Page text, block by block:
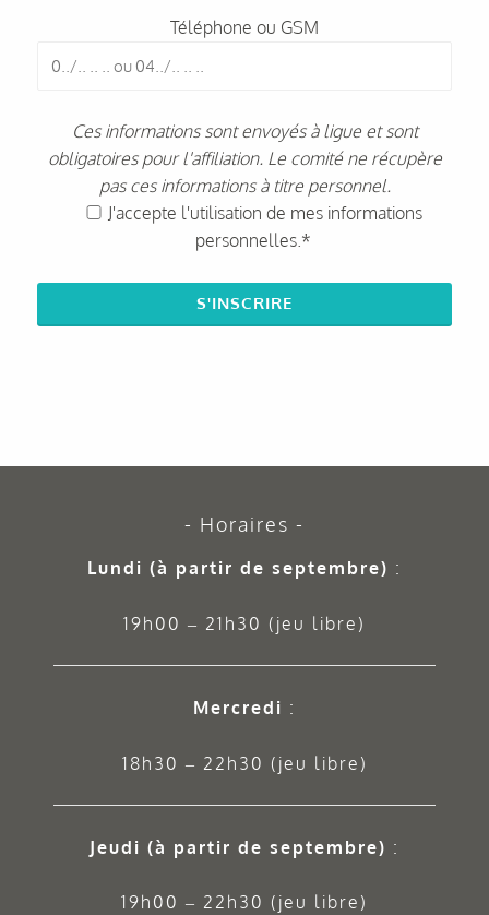
Téléphone ou GSM
Ces informations sont envoyés à ligue et sont
obligatoires pour l'affiliation. Le comité ne récupère
pas ces informations à titre personnel.
J'accepte l'utilisation de mes informations
personnelles.*
Horaires
Lundi (à partir de septembre) :
19h00 – 21h30 (jeu libre)
Mercredi :
18h30 – 22h30 (jeu libre)
Jeudi (à partir de septembre) :
19h00 – 22h30 (jeu libre)